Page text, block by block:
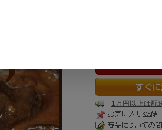
1万円以上は配